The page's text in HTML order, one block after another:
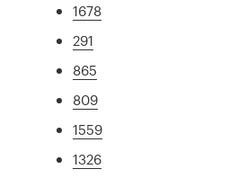
1678
291
865
809
1559
1326